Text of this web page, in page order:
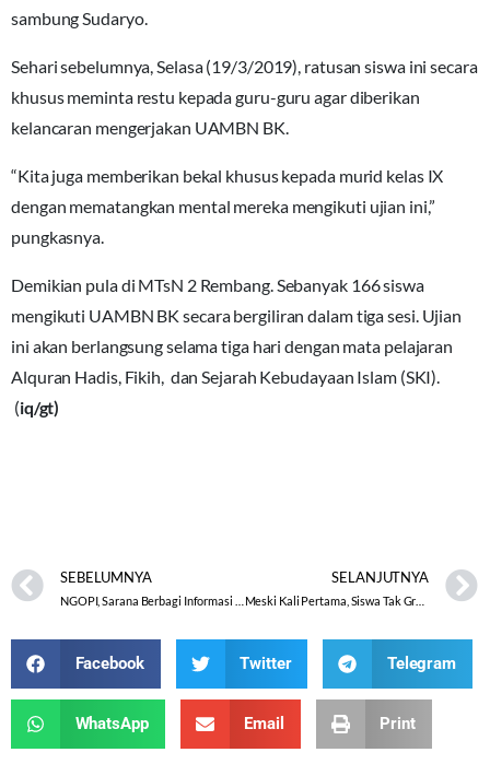
sambung Sudaryo.
Sehari sebelumnya, Selasa (19/3/2019), ratusan siswa ini secara
khusus meminta restu kepada guru-guru agar diberikan
kelancaran mengerjakan UAMBN BK.
“Kita juga memberikan bekal khusus kepada murid kelas IX
dengan mematangkan mental mereka mengikuti ujian ini,”
pungkasnya.
Demikian pula di MTsN 2 Rembang. Sebanyak 166 siswa
mengikuti UAMBN BK secara bergiliran dalam tiga sesi. Ujian
ini akan berlangsung selama tiga hari dengan mata pelajaran
Alquran Hadis, Fikih, dan Sejarah Kebudayaan Islam (SKI).
(iq/gt)
SEBELUMNYA SELANJUTNYA
Facebook Twitter Telegram
WhatsApp Email Print